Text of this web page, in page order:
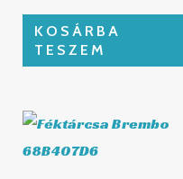
KOSÁRBA
TESZEM